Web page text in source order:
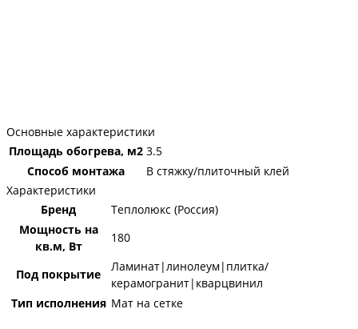
Основные характеристики
Площадь обогрева, м2 3.5
Способ монтажа
В стяжку/плиточный клей
Характеристики
Бренд
Теплолюкс (Россия)
Мощность на
кв.м, Вт
180
Под покрытие
Ламинат|линолеум|плитка/
керамогранит|кварцвинил
Тип исполнения Мат на сетке